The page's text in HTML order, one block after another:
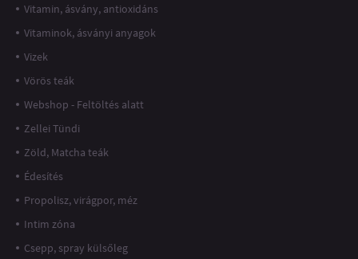
Vitamin, ásvány, antioxidáns
Vitaminok, ásványi anyagok
Vizek
Vörös teák
Webshop - Feltöltés alatt
Zellei Tündi
Zöld, Matcha teák
Édesítés
Propolisz, virágpor, méz
Intim zóna
Csepp, spray külsőleg